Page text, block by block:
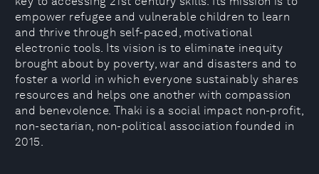
empower refugee and vulnerable children to learn
and thrive through self-paced, motivational
electronic tools. Its vision is to eliminate inequity
brought about by poverty, war and disasters and to
foster a world in which everyone sustainably shares
resources and helps one another with compassion
and benevolence. Thaki is a social impact non-profit,
non-sectarian, non-political association founded in
2015.